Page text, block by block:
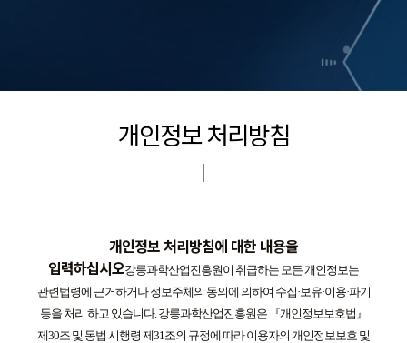
개인정보 처리방침
개인정보 처리방침에 대한 내용을
입력하십시오강릉과학산업진흥원이 취급하는 모든 개인정보는
관련법령에 근거하거나 정보주체의 동의에 의하여 수집·보유·이용·파기
등을 처리 하고 있습니다. 강릉과학산업진흥원은 『개인정보보호법』
제30조 및 동법 시행령 제31조의 규정에 따라 이용자의 개인정보보호 및